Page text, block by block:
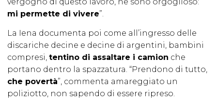
vergogno di questo lavoro, ne sono orgoglioso:
mi permette di vivere”.
La Iena documenta poi come all’ingresso delle
discariche decine e decine di argentini, bambini
compresi, tentino di assaltare i camion che
portano dentro la spazzatura. “Prendono di tutto,
che povertà”, commenta amareggiato un
poliziotto, non sapendo di essere ripreso.